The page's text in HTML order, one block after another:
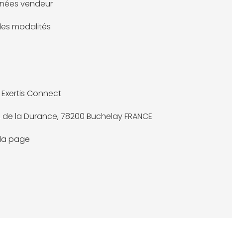
vendeur
modalités
Exertis Connect
de la Durance, 78200 Buchelay FRANCE
page